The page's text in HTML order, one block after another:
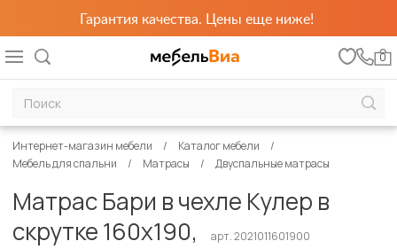
Гарантия качества. Цены еще ниже!
0
Интернет-магазин мебели
Каталог мебели
Мебель для спальни
Матрасы Двуспальные матрасы
Матрас Бари в чехле Кулер в
скрутке 160х190,
арт. 2021011601900